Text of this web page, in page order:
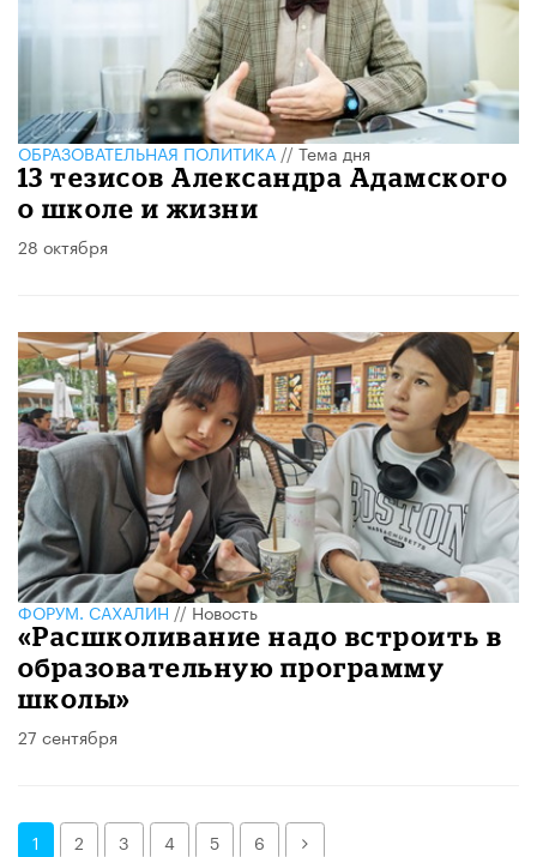
ОБРАЗОВАТЕЛЬНАЯ ПОЛИТИКА//Тема дня
13 тезисов Александра Адамского
о школе и жизни
28 октября
ФОРУМ. САХАЛИН//Новость
«Расшколивание надо встроить в
образовательную программу
школы»
27 сентября
1 2 3 4 5 6 Далее